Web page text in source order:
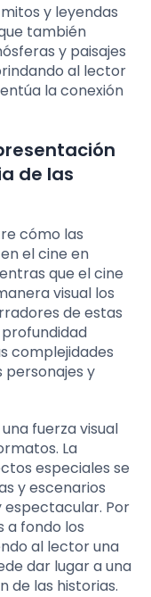
y leyendas
también
y paisajes
al lector
la conexión
de las
cómo las
el cine en
que el cine
visual los
de estas
complejidades
personajes y
fuerza visual
La
especiales se
y escenarios
Por
a fondo los
al lector una
dar lugar a una
de las historias.